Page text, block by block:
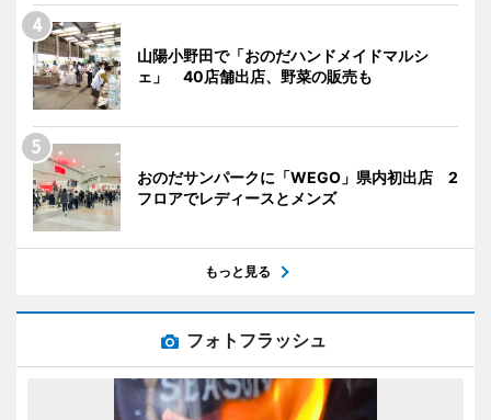
山陽小野田で「おのだハンドメイドマルシ
ェ」 40店舗出店、野菜の販売も
おのだサンパークに「WEGO」県内初出店 2
フロアでレディースとメンズ
もっと見る
フォトフラッシュ